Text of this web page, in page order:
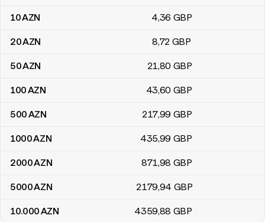
10AZN 4,36 GBP
20AZN 8,72 GBP
50AZN 21,80 GBP
100AZN 43,60 GBP
500AZN 217,99 GBP
1000AZN 435,99 GBP
2000AZN 871,98 GBP
5000AZN 2179,94 GBP
10.000AZN 4359,88 GBP